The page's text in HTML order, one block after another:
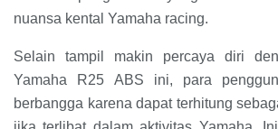
nuansa kental Yamaha racing.
Selain tampil makin percaya diri
Yamaha R25 ABS ini, para
berbangga karena dapat terhitung